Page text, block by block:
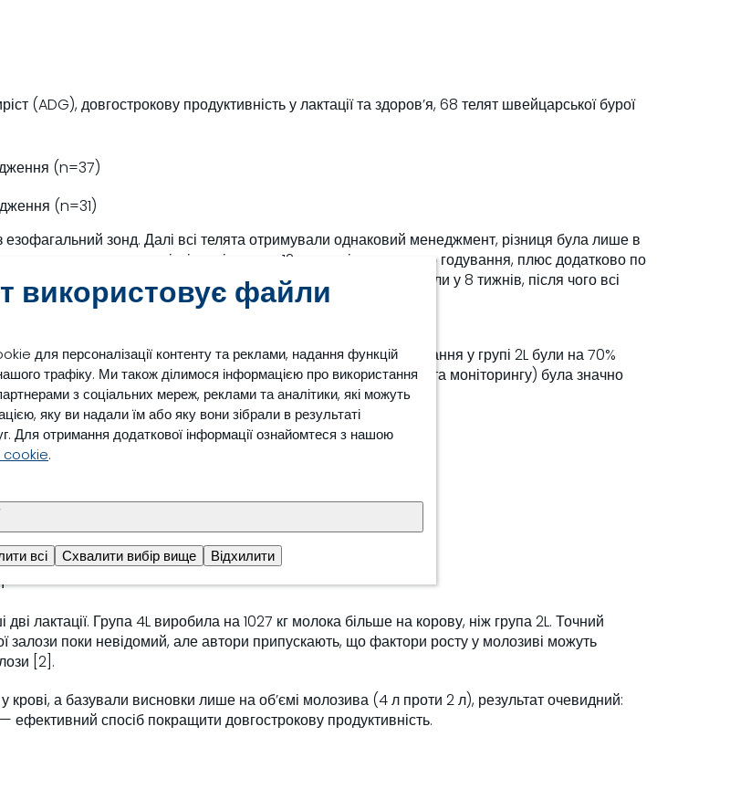
використовує файли
для персоналізації контенту та реклами, надання функцій
трафіку. Ми також ділимося інформацією про використання
з соціальних мереж, реклами та аналітики, які можуть
яку ви надали їм або яку вони зібрали в результаті
Для отримання додаткової інформації ознайомтеся з нашою
cookie.
всі Схвалити вибір вище Відхилити
(ADG), довгострокову продуктивність у лактації та здоров’я, 68 телят швейцарської бурої
(n=37)
(n=31)
зонд. Далі всі телята отримували однаковий менеджмент, різниця була лише в
починали не пізніше ніж через 12 годин після першого годування, плюс додатково по
14-го дня молозиво не згодовували. Відлучення проводили у 8 тижнів, після чого всі
імунітет та нижчі ветеринарні витрати. Витрати на лікування у групі 2L були на 70%
тяжкість хвороб у телят 2L (потреба у повторних лікуваннях та моніторингу) була значно
засвоєння антитіл [2].
приріст до 500-го дня життя:
лактації. Група 4L виробила на 1027 кг молока більше на корову, ніж група 2L. Точний
залози поки невідомий, але автори припускають, що фактори росту у молозиві можуть
[2].
а базували висновки лише на об’ємі молозива (4 л проти 2 л), результат очевидний:
спосіб покращити довгострокову продуктивність.